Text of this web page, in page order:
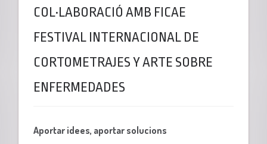
COL·LABORACIÓ AMB FICAE
FESTIVAL INTERNACIONAL DE
CORTOMETRAJES Y ARTE SOBRE
ENFERMEDADES
Aportar idees, aportar solucions